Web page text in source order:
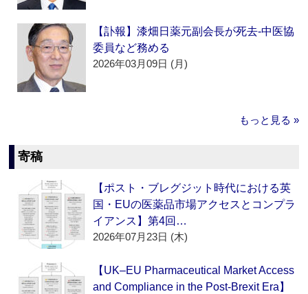
【訃報】漆畑日薬元副会長が死去‐中医協
委員など務める
2026年03月09日 (月)
もっと見る »
寄稿
【ポスト・ブレグジット時代における英
国・EUの医薬品市場アクセスとコンプラ
イアンス】第4回…
2026年07月23日 (木)
【UK–EU Pharmaceutical Market Access
and Compliance in the Post-Brexit Era】